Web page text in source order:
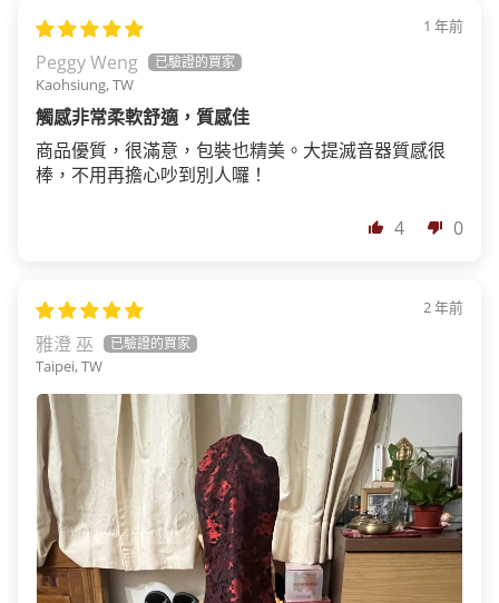
1 年前
Peggy Weng
Kaohsiung, TW
觸感非常柔軟舒適，質感佳
商品優質，很滿意，包裝也精美。大提滅音器質感很
棒，不用再擔心吵到別人囉！
4 0
2 年前
雅澄 巫
Taipei, TW